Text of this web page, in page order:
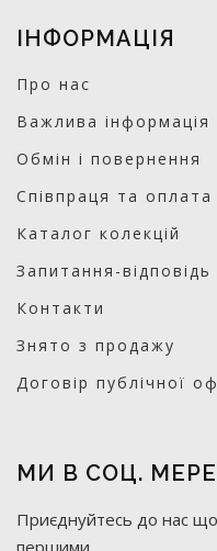
ІНФОРМАЦІЯ
Про нас
Важлива інформація
Обмін і повернення
Співпраця та оплата
Каталог колекцій
Запитання-відповідь
Контакти
Знято з продажу
Договір публічної
МИ В СОЦ.
Приєднуйтесь до нас